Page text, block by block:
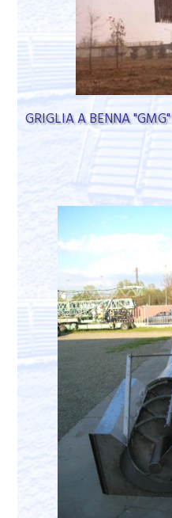
GRIGLIA A BENNA "GMG"